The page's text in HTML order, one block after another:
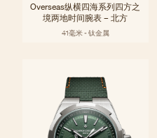
Overseas纵横四海系列四方之
境两地时间腕表 – 北方
41毫米 - 钛金属